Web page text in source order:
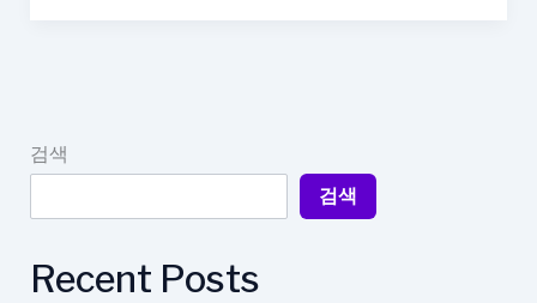
법
한
검색
검색
Recent Posts